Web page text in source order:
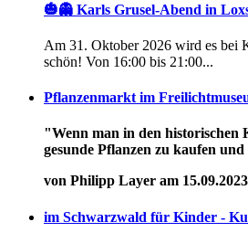
🎃👻 Karls Grusel-Abend in
Am 31. Oktober 2026 wird es bei
schön! Von 16:00 bis 21:00...
Pflanzenmarkt im
"Wenn man in den historischen
gesunde Pflanzen zu kaufen
von Philipp Layer am 15.09.2023
im Schwarzwald für Kinder -